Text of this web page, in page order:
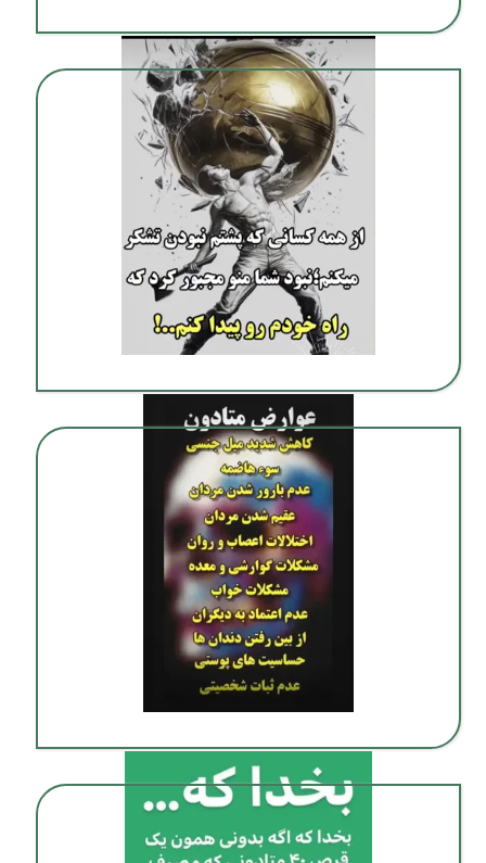
ترک اعتیاد بدون درد در شیراز
کمپ ترک اعتیاد بدون درد در شیراز
ترک اعتیاد بدون درد و خماری در شیراز